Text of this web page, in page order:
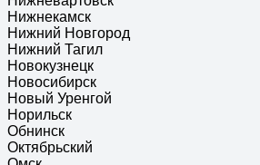
Нижнекамск
Нижний Новгород
Нижний Тагил
Новокузнецк
Новосибирск
Новый Уренгой
Норильск
Обнинск
Октябрьский